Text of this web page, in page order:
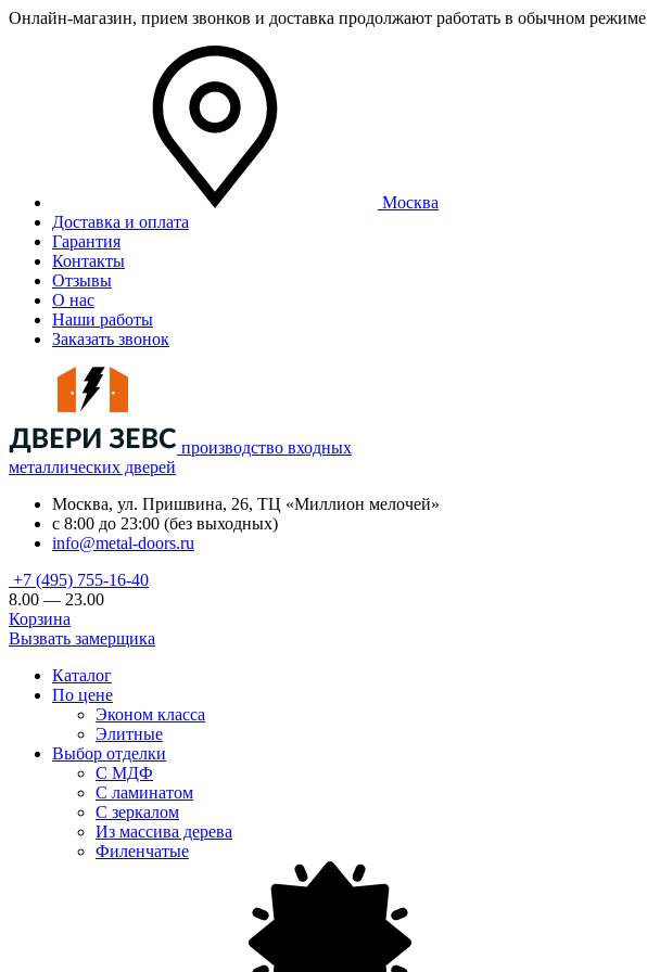
Онлайн-магазин, прием звонков и доставка продолжают работать в обычном режиме
Москва
Доставка и оплата
Гарантия
Контакты
Отзывы
О нас
Наши работы
Заказать звонок
производство входных
металлических дверей
Москва, ул. Пришвина, 26, ТЦ «Миллион мелочей»
с 8:00 до 23:00 (без выходных)
info@metal-doors.ru
+7 (495) 755-16-40
8.00 — 23.00
Корзина
Вызвать замерщика
Каталог
По цене
Эконом класса
Элитные
Выбор отделки
С МДФ
С ламинатом
С зеркалом
Из массива дерева
Филенчатые